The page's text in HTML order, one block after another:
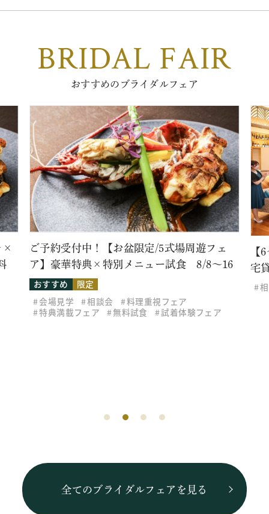
BRIDAL FAIR
おすすめのブライダルフェア
×
ご予約受付中！【お盆限定/5式場周遊フェ
ア】豪華特典×特別メニュー試食 8/8～16
おすすめ
限定
会場見学
相談会
料理重視フェア
特典満載フェア
無料試食 試着体験フェア
【
宅
全てのブライダルフェアを見る